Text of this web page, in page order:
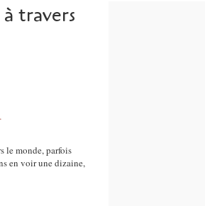
travers
le monde, parfois
en voir une dizaine,